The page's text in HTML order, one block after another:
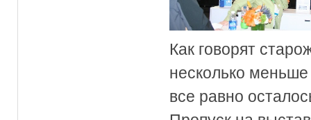
Как говорят
несколько
все равно